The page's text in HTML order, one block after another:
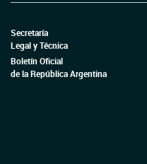
Secretaría
Legal y Técnica
Boletín Oficial
de la República Argentina